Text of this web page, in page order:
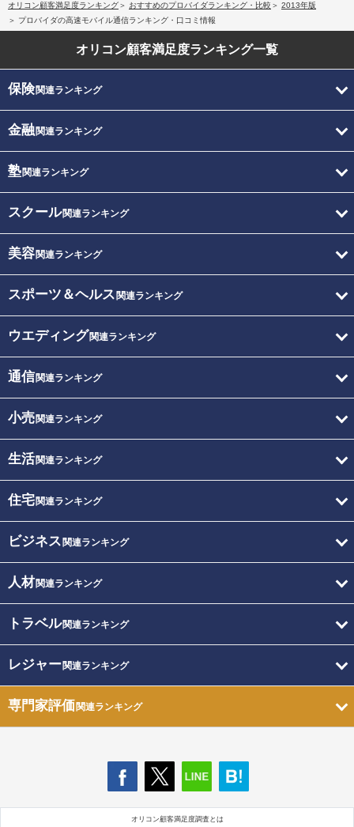
オリコン顧客満足度ランキング おすすめのプロバイダランキング・比較
2013年版
プロバイダの高速モバイル通信ランキング・口コミ情報
オリコン顧客満足度ランキング一覧
保険関連ランキング
金融関連ランキング
塾関連ランキング
スクール関連ランキング
美容関連ランキング
スポーツ＆ヘルス 関連ランキング
ウエディング関連ランキング
通信関連ランキング
小売関連ランキング
生活関連ランキング
住宅関連ランキング
ビジネス 関連ランキング
人材関連ランキング
トラベル関連ランキング
レジャー関連ランキング
専門家評価関連ランキング
オリコン顧客満足度調査とは